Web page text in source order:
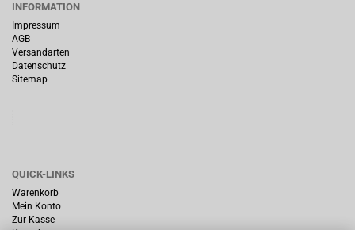
INFORMATION
Impressum
AGB
Versandarten
Datenschutz
Sitemap
QUICK-LINKS
Warenkorb
Mein Konto
Zur Kasse